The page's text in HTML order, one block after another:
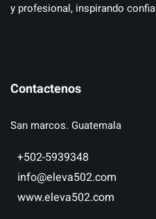
y profesional, inspirando
Contactenos
San marcos. Guatemala
+502-5939348
info@eleva502.com
www.eleva502.com